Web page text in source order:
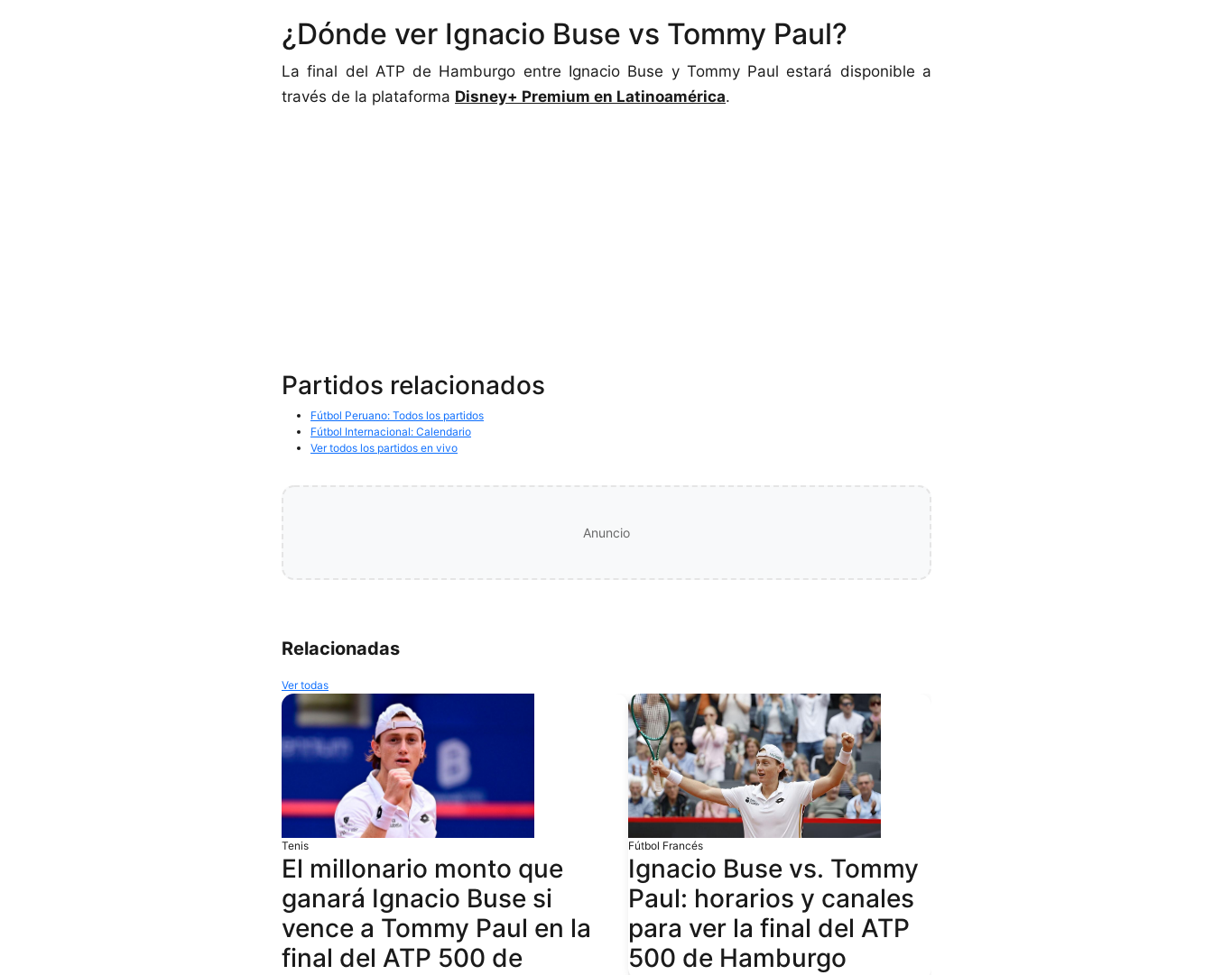
¿Dónde ver Ignacio Buse vs Tommy Paul?
La final del ATP de Hamburgo entre Ignacio Buse y Tommy Paul estará disponible a
través de la plataforma Disney+ Premium en Latinoamérica.
Partidos relacionados
Fútbol Peruano: Todos los partidos
Fútbol Internacional: Calendario
Ver todos los partidos en vivo
Anuncio
Relacionadas
Ver todas
Tenis
El millonario monto que
ganará Ignacio Buse si
vence a Tommy Paul en la
final del ATP 500 de
Fútbol Francés
Ignacio Buse vs. Tommy
Paul: horarios y canales
para ver la final del ATP
500 de Hamburgo